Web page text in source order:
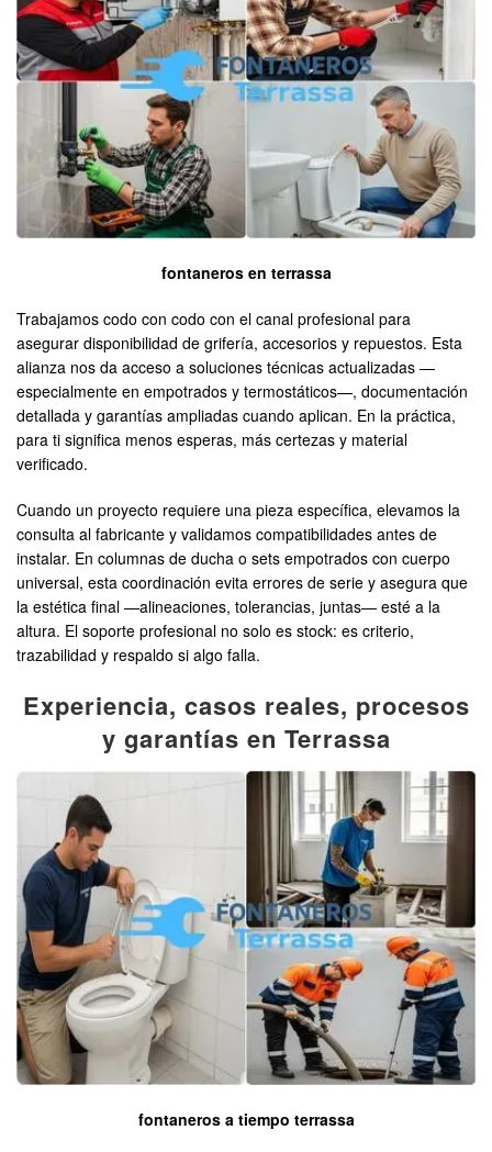
fontaneros en terrassa
Trabajamos codo con codo con el canal profesional para
asegurar disponibilidad de grifería, accesorios y repuestos. Esta
alianza nos da acceso a soluciones técnicas actualizadas —
especialmente en empotrados y termostáticos—, documentación
detallada y garantías ampliadas cuando aplican. En la práctica,
para ti significa menos esperas, más certezas y material
verificado.
Cuando un proyecto requiere una pieza específica, elevamos la
consulta al fabricante y validamos compatibilidades antes de
instalar. En columnas de ducha o sets empotrados con cuerpo
universal, esta coordinación evita errores de serie y asegura que
la estética final —alineaciones, tolerancias, juntas— esté a la
altura. El soporte profesional no solo es stock: es criterio,
trazabilidad y respaldo si algo falla.
Experiencia, casos reales, procesos
y garantías en Terrassa
fontaneros a tiempo terrassa